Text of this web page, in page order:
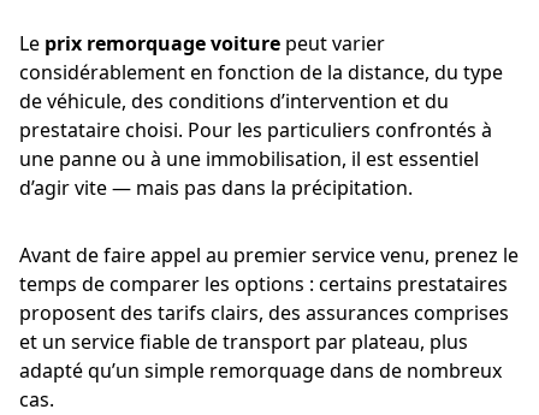
Le prix remorquage voiture peut varier
considérablement en fonction de la distance, du type
de véhicule, des conditions d’intervention et du
prestataire choisi. Pour les particuliers confrontés à
une panne ou à une immobilisation, il est essentiel
d’agir vite — mais pas dans la précipitation.
Avant de faire appel au premier service venu, prenez le
temps de comparer les options : certains prestataires
proposent des tarifs clairs, des assurances comprises
et un service fiable de transport par plateau, plus
adapté qu’un simple remorquage dans de nombreux
cas.